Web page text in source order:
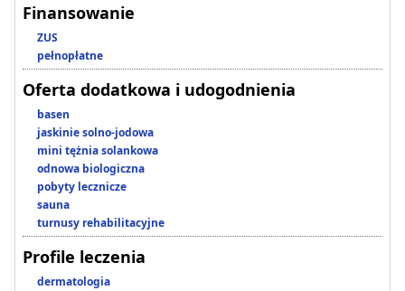
Finansowanie
ZUS
pełnopłatne
Oferta dodatkowa i udogodnienia
basen
jaskinie solno-jodowa
mini tężnia solankowa
odnowa biologiczna
pobyty lecznicze
sauna
turnusy rehabilitacyjne
Profile leczenia
dermatologia